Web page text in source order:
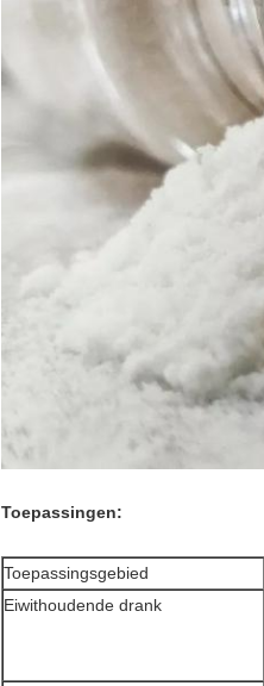
Toepassingen:
Toepassingsgebied
Eiwithoudende drank